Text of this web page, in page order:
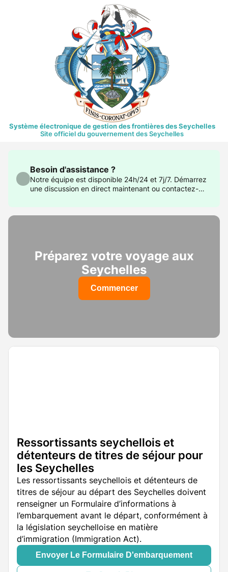
Système électronique de gestion des frontières des Seychelles
Site officiel du gouvernement des Seychelles
Besoin d'assistance ?
Notre équipe est disponible 24h/24 et 7j/7. Démarrez
une discussion en direct maintenant ou contactez-
Préparez votre voyage aux
Seychelles
Commencer
Ressortissants seychellois et
détenteurs de titres de séjour pour
les Seychelles
Les ressortissants seychellois et détenteurs de
titres de séjour au départ des Seychelles doivent
renseigner un Formulaire d’informations à
l’embarquement avant le départ, conformément à
la législation seychelloise en matière
d’immigration (Immigration Act).
Envoyer Le Formulaire D'embarquement